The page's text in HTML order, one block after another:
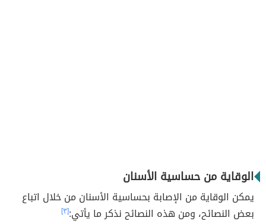
الوقاية من حساسية الأسنان
يمكن الوقاية من الإصابة بحساسية الأسنان من خلال اتباع
بعض النصائح، ومن هذه النصائح نذكر ما يأتي:[٣]